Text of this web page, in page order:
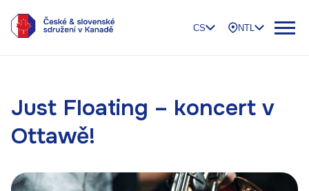
CS NTL
Just Floating – koncert v
Ottawě!